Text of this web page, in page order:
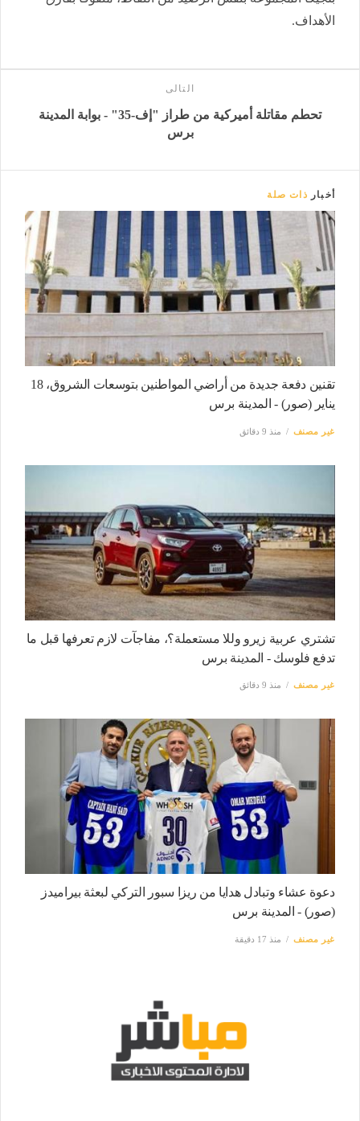
الأهداف.
التالى
تحطم مقاتلة أميركية من طراز "إف-35" - بوابة المدينة
برس
أخبار ذات صلة
تقنين دفعة جديدة من أراضي المواطنين بتوسعات الشروق، 18
يناير (صور) - المدينة برس
غير مصنف منذ 9 دقائق
تشتري عربية زيرو وللا مستعملة؟، مفاجآت لازم تعرفها قبل ما
تدفع فلوسك - المدينة برس
غير مصنف منذ 9 دقائق
دعوة عشاء وتبادل هدايا من ريزا سبور التركي لبعثة بيراميدز
(صور) - المدينة برس
غير مصنف منذ 17 دقيقة